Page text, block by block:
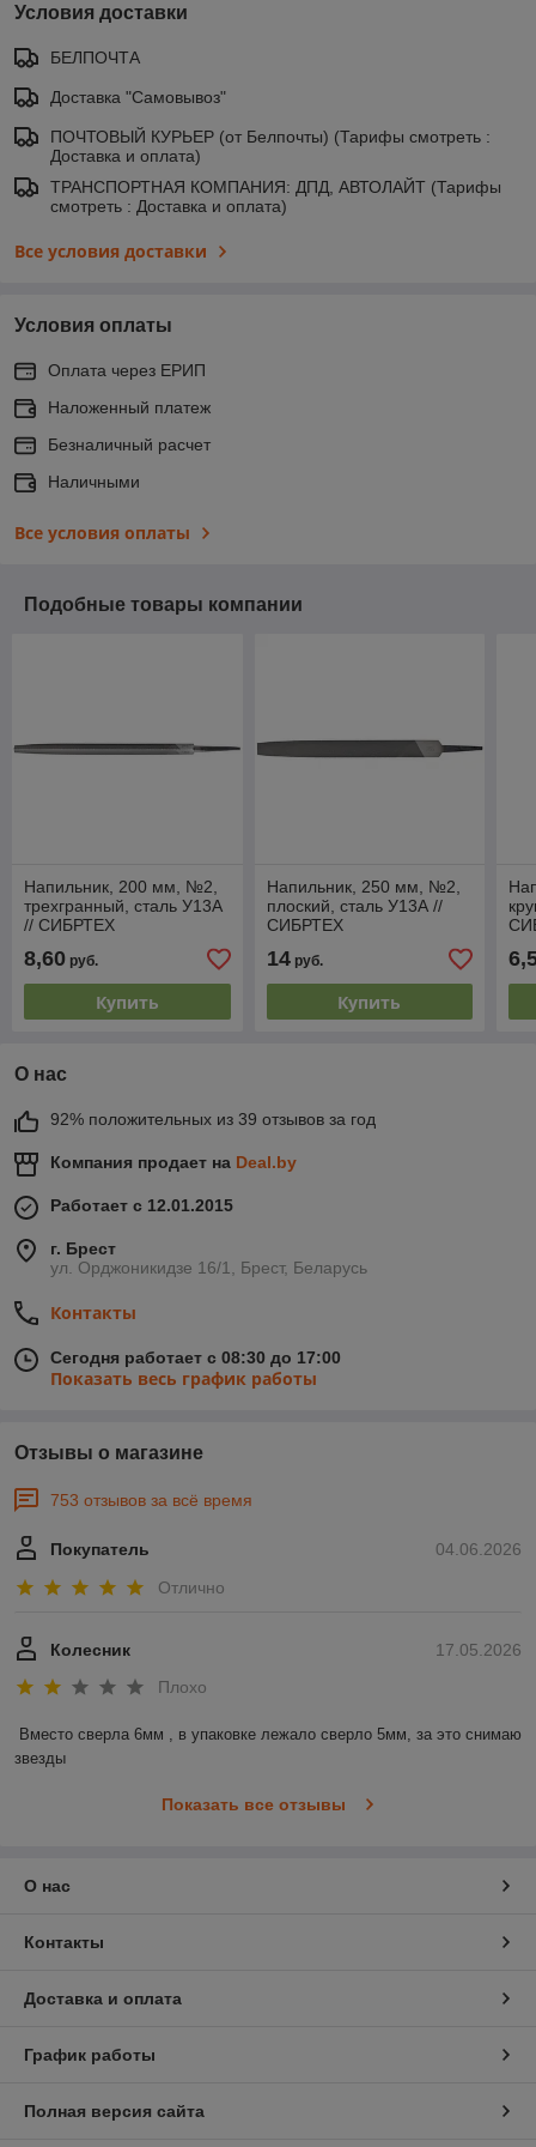
Условия доставки
БЕЛПОЧТА
Доставка "Самовывоз"
ПОЧТОВЫЙ КУРЬЕР (от Белпочты) (Тарифы смотреть :
Доставка и оплата)
ТРАНСПОРТНАЯ КОМПАНИЯ: ДПД, АВТОЛАЙТ (Тарифы
смотреть : Доставка и оплата)
Все условия доставки
Условия оплаты
Оплата через ЕРИП
Наложенный платеж
Безналичный расчет
Наличными
Все условия оплаты
Подобные товары компании
Напильник, 200 мм, №2,
трехгранный, сталь У13А
// СИБРТЕХ
8,60 руб.
Купить
Напильник, 250 мм, №2,
плоский, сталь У13А //
СИБРТЕХ
14руб.
Купить
О нас
92% положительных из 39 отзывов за год
Компания продает на Deal.by
Работает с 12.01.2015
г. Брест
ул. Орджоникидзе 16/1, Брест, Беларусь
Контакты
Сегодня работает с 08:30 до 17:00
Показать весь график работы
Отзывы о магазине
753 отзывов за всё время
04.06.2026
Покупатель
Отлично
17.05.2026
Колесник
Плохо
Вместо сверла 6мм , в упаковке лежало сверло 5мм, за это снимаю
звезды
Показать все отзывы
О нас
Контакты
Доставка и оплата
График работы
Полная версия сайта